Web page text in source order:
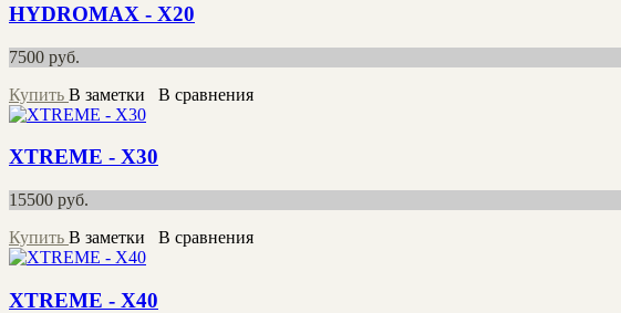
HYDROMAX - X20
7500 руб.
Купить В заметки В сравнения
XTREME - X30
15500 руб.
Купить В заметки В сравнения
XTREME - X40